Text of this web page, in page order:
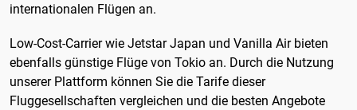
internationalen Flügen an.
Low-Cost-Carrier wie Jetstar Japan und Vanilla Air bieten
ebenfalls günstige Flüge von Tokio an. Durch die Nutzung
unserer Plattform können Sie die Tarife dieser
Fluggesellschaften vergleichen und die besten Angebote